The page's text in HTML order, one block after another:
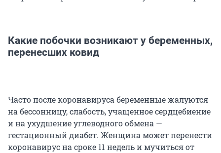
Какие побочки возникают у беременных,
перенесших ковид
Часто после коронавируса беременные жалуются
на бессонницу, слабость, учащенное сердцебиение
и на ухудшение углеводного обмена —
гестационный диабет. Женщина может перенести
коронавирус на сроке 11 недель и мучиться от